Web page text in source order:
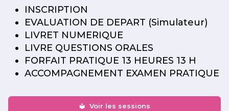
INSCRIPTION
EVALUATION DE DEPART (Simulateur)
LIVRET NUMERIQUE
LIVRE QUESTIONS ORALES
FORFAIT PRATIQUE 13 HEURES 13 H
ACCOMPAGNEMENT EXAMEN PRATIQUE
Voir les sessions